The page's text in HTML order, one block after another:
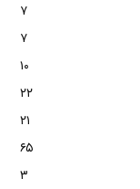
۷
۷
۱۰
۲۲
۲۱
۶۵
۳